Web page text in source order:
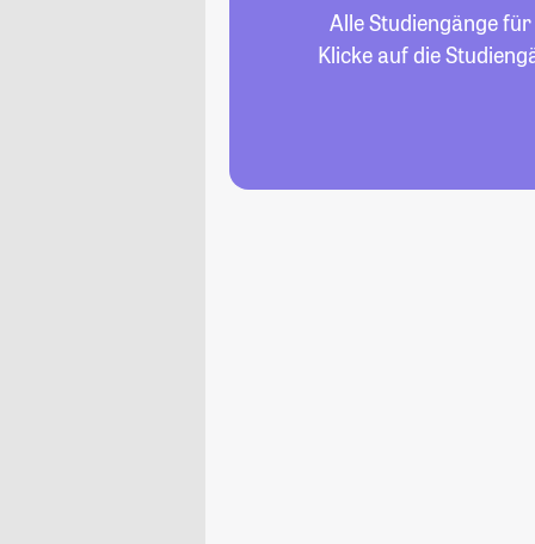
Alle Studiengänge
Klicke auf die